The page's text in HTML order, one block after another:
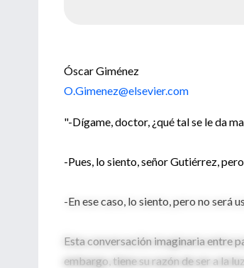
Óscar Giménez
O.Gimenez@elsevier.com
"-Dígame, doctor, ¿qué tal se le da
-Pues, lo siento, señor Gutiérrez,
-En ese caso, lo siento, pero no será
Esta conversación imaginaria entre
embargo, tiene su razón de ser a la